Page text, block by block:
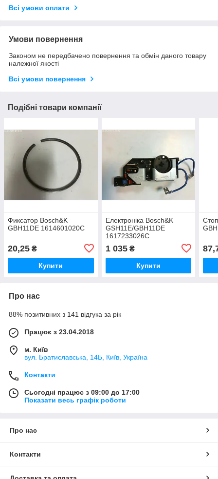
Всі умови оплати
Умови повернення
Законом не передбачено повернення та обмін даного товару
належної якості
Всі умови повернення
Подібні товари компанії
Фиксатор Bosch&K
GBH11DE 1614601020C
20,25 ₴
Купити
Електроніка Bosch&K
GSH11E/GBH11DE
1617233026C
1 035₴
Купити
Про нас
88% позитивних з 141 відгука за рік
Працює з 23.04.2018
м. Київ
вул. Братиславська, 14Б, Київ, Україна
Контакти
Сьогодні працює з 09:00 до 17:00
Показати весь графік роботи
Про нас
Контакти